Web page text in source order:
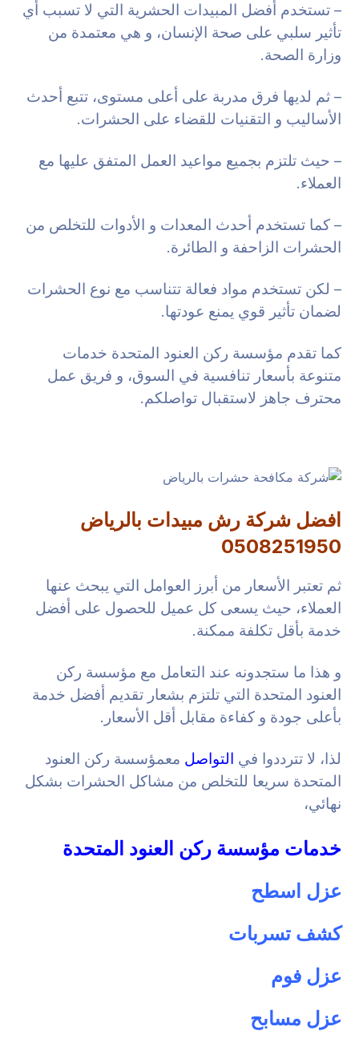
– تستخدم أفضل المبيدات الحشرية التي لا تسبب أي
تأثير سلبي على صحة الإنسان، و هي معتمدة من
وزارة الصحة.
– ثم لديها فرق مدربة على أعلى مستوى، تتبع أحدث
الأساليب و التقنيات للقضاء على الحشرات.
– حيث تلتزم بجميع مواعيد العمل المتفق عليها مع
العملاء.
– كما تستخدم أحدث المعدات و الأدوات للتخلص من
الحشرات الزاحفة و الطائرة.
– لكن تستخدم مواد فعالة تتناسب مع نوع الحشرات
لضمان تأثير قوي يمنع عودتها.
كما تقدم مؤسسة ركن العنود المتحدة خدمات
متنوعة بأسعار تنافسية في السوق، و فريق عمل
محترف جاهز لاستقبال تواصلكم.
افضل شركة رش مبيدات بالرياض
0508251950
ثم تعتبر الأسعار من أبرز العوامل التي يبحث عنها
العملاء، حيث يسعى كل عميل للحصول على أفضل
خدمة بأقل تكلفة ممكنة.
و هذا ما ستجدونه عند التعامل مع مؤسسة ركن
العنود المتحدة التي تلتزم بشعار تقديم أفضل خدمة
بأعلى جودة و كفاءة مقابل أقل الأسعار.
لذا، لا تترددوا في التواصل معمؤسسة ركن العنود
المتحدة سريعا للتخلص من مشاكل الحشرات بشكل
نهائي،
خدمات مؤسسة ركن العنود المتحدة
عزل اسطح
كشف تسربات
عزل فوم
عزل مسابح